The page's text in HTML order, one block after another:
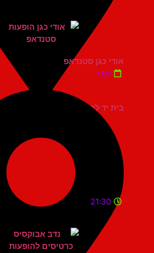
בית יד לבנים אשדוד
אודי כגן סטנדאפ
יום ו'
21:30